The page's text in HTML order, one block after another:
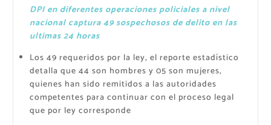
DPI en diferentes operaciones policiales a nivel
nacional captura 49 sospechosos de delito en las
ultimas 24 horas
Los 49 requeridos por la ley, el reporte estadístico
detalla que 44 son hombres y 05 son mujeres,
quienes han sido remitidos a las autoridades
competentes para continuar con el proceso legal
que por ley corresponde